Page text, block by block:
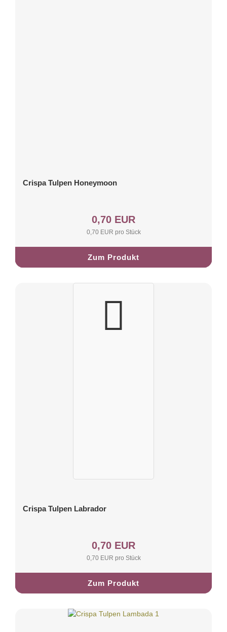
Crispa Tulpen Honeymoon
0,70 EUR
0,70 EUR pro Stück
Zum Produkt
Crispa Tulpen Labrador
0,70 EUR
0,70 EUR pro Stück
Zum Produkt